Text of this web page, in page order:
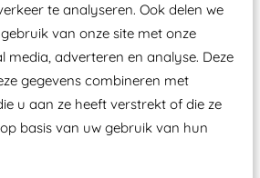
te analyseren. Ook delen we
van onze site met onze
media, adverteren en analyse. Deze
gegevens combineren met
u aan ze heeft verstrekt of die ze
basis van uw gebruik van hun
in de openbare ruimte voorzien
typekeuring, -plaatje en
door een Nederlands
kunnen laten keuren zodat
Warenwetbesluit Attractie- en